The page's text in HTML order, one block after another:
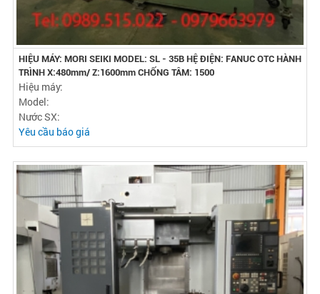
HIỆU MÁY: MORI SEIKI MODEL: SL - 35B HỆ ĐIỆN: FANUC OTC HÀNH
TRÌNH X:480mm/ Z:1600mm CHỐNG TÂM: 1500
Hiệu máy:
Model:
Nước SX:
Yêu cầu báo giá